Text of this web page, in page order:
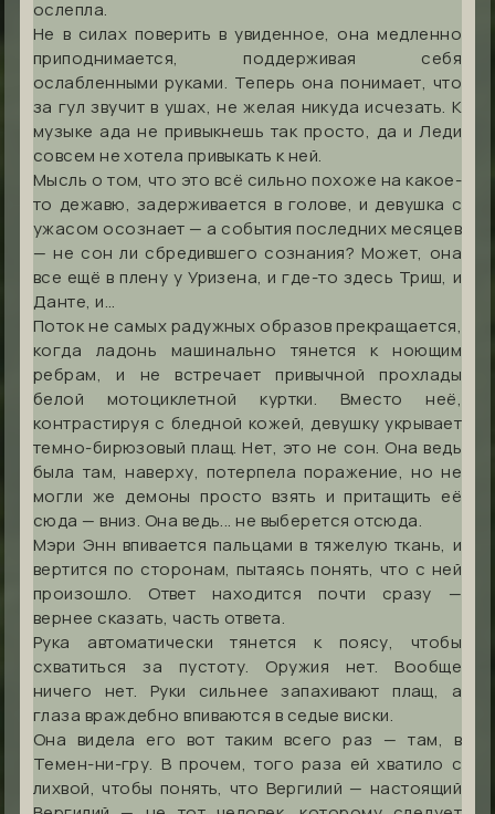
ослепла.
Не в силах поверить в увиденное, она медленно
приподнимается, поддерживая себя
ослабленными руками. Теперь она понимает, что
за гул звучит в ушах, не желая никуда исчезать. К
музыке ада не привыкнешь так просто, да и Леди
совсем не хотела привыкать к ней.
Мысль о том, что это всё сильно похоже на какое-
то дежавю, задерживается в голове, и девушка с
ужасом осознает — а события последних месяцев
— не сон ли сбредившего сознания? Может, она
все ещё в плену у Уризена, и где-то здесь Триш, и
Данте, и...
Поток не самых радужных образов прекращается,
когда ладонь машинально тянется к ноющим
ребрам, и не встречает привычной прохлады
белой мотоциклетной куртки. Вместо неё,
контрастируя с бледной кожей, девушку укрывает
темно-бирюзовый плащ. Нет, это не сон. Она ведь
была там, наверху, потерпела поражение, но не
могли же демоны просто взять и притащить её
сюда — вниз. Она ведь... не выберется отсюда.
Мэри Энн впивается пальцами в тяжелую ткань, и
вертится по сторонам, пытаясь понять, что с ней
произошло. Ответ находится почти сразу —
вернее сказать, часть ответа.
Рука автоматически тянется к поясу, чтобы
схватиться за пустоту. Оружия нет. Вообще
ничего нет. Руки сильнее запахивают плащ, а
глаза враждебно впиваются в седые виски.
Она видела его вот таким всего раз — там, в
Темен-ни-гру. В прочем, того раза ей хватило с
лихвой, чтобы понять, что Вергилий — настоящий